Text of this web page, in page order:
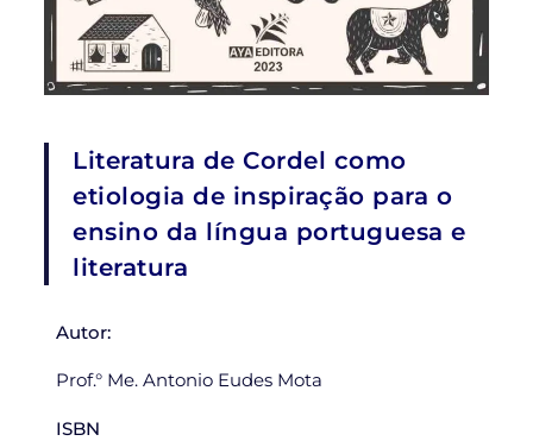
Literatura de Cordel como
etiologia de inspiração para o
ensino da língua portuguesa e
literatura
Autor:
Prof.° Me. Antonio Eudes Mota
ISBN